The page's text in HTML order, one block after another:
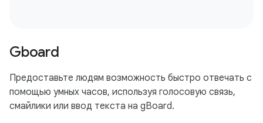
Gboard
Предоставьте людям возможность быстро отвечать с
помощью умных часов, используя голосовую связь,
смайлики или ввод текста на gBoard.